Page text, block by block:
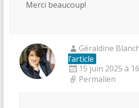
Merci beaucoup!
Géraldine
l’article
15 juin 2025 à
Permalien